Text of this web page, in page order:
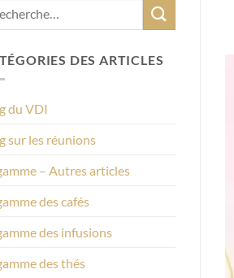
DES ARTICLES
du VDI
sur les réunions
– Autres articles
des cafés
des infusions
des thés